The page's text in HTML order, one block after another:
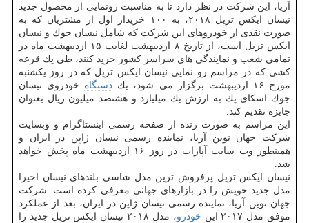
آریا، این شركت در نظر دارد تا به مناسبت رونمایی از محصول جدید
نیسان ایكس تریل ۲۰۱۸، به ۱۰۰ خریدار اول از مشتریان كه به
صورت نقدی از خودروهای این شركت كه شامل نیسان جوك و نیسان
ایكس تریل است، از تاریخ ۸ اردیبهشت لغایت ۱۵ اردیبهشت ماه در
تمامی شعب و نمایندگی های سراسر كشور خرید كنند، طی یك قرعه
كشی كه در مراسم رو نمایی نیسان ایكس تریل كه در روز یكشنبه
مورخ ۱۶ اردیبهشت برگزار می شود، یك
دستگاه خودروی نیسان
جوك اسكای پك به ارزش یك میلیارد و هشتصد میلیون ریال بعنوان
جایزه تقدیم كند.
این مراسم به صورت زنده از صفحه رسمی اینستاگرام و وبسایت
شركت جهان نوین آریا، نماینده رسمی نیسان ژاپن در ایران و
همینطور وب سایت آپارات در روز ۱۶ اردیبهشت ماه پخش خواهد
شد.
نیسان ایكس تریل پرفروش ترین مدل شاسی بلندهای نیسان اخیرا
مدل جدید خویش را در بازارهای جهانی معرفی كرده است. شركت
جهان نوین آریا، نماینده رسمی نیسان ژاپن در ایران، بعد از عملكرد
موفق مدل ۲۰۱۷ این
خودرو
، مدل ۲۰۱۸ نیسان ایكس تریل جدید را